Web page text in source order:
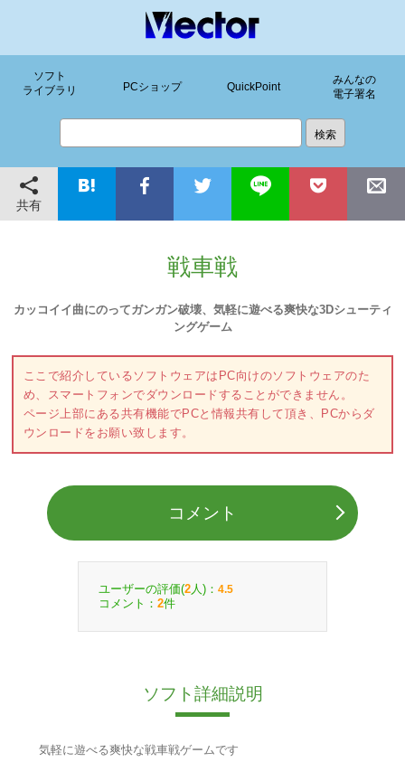
ソフト
ライブラリ
PCショップ QuickPoint
みんなの
電子署名
共有
戦車戦
カッコイイ曲にのってガンガン破壊、気軽に遊べる爽快な3Dシューティ
ングゲーム
ここで紹介しているソフトウェアはPC向けのソフトウェアのた
め、スマートフォンでダウンロードすることができません。
ページ上部にある共有機能でPCと情報共有して頂き、PCからダ
ウンロードをお願い致します。
コメント
ユーザーの評価(2 人)： 4.5
コメント： 2件
ソフト詳細説明
気軽に遊べる爽快な戦車戦ゲームです